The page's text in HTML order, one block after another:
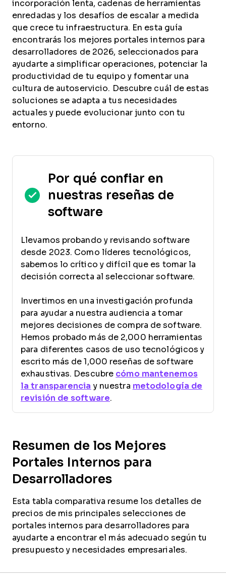
incorporación lenta, cadenas de herramientas
enredadas y los desafíos de escalar a medida
que crece tu infraestructura. En esta guía
encontrarás los mejores portales internos para
desarrolladores de 2026, seleccionados para
ayudarte a simplificar operaciones, potenciar la
productividad de tu equipo y fomentar una
cultura de autoservicio. Descubre cuál de estas
soluciones se adapta a tus necesidades
actuales y puede evolucionar junto con tu
entorno.
Por qué confiar en
nuestras reseñas de
software
Llevamos probando y revisando software
desde 2023. Como líderes tecnológicos,
sabemos lo crítico y difícil que es tomar la
decisión correcta al seleccionar software.
Invertimos en una investigación profunda
para ayudar a nuestra audiencia a tomar
mejores decisiones de compra de software.
Hemos probado más de 2,000 herramientas
para diferentes casos de uso tecnológicos y
escrito más de 1,000 reseñas de software
exhaustivas. Descubre cómo mantenemos
la transparencia y nuestra metodología de
revisión de software.
Resumen de los Mejores
Portales Internos para
Desarrolladores
Esta tabla comparativa resume los detalles de
precios de mis principales selecciones de
portales internos para desarrolladores para
ayudarte a encontrar el más adecuado según tu
presupuesto y necesidades empresariales.